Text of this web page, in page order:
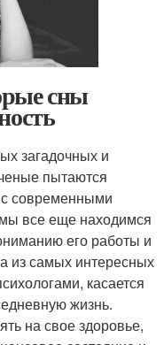
сны
загадочных и
пытаются
современными
все еще находимся
его работы и
из самых интересных
касается
жизнь.
на свое здоровье,